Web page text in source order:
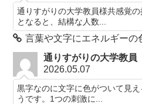
通りすがりの大学教員様共感覚
となると、結構な人数...
言葉や文字にエネルギーの
通りすがりの大学教員
2026.05.07
黒字なのに文字に色がついて見
うです。1つの刺激に...